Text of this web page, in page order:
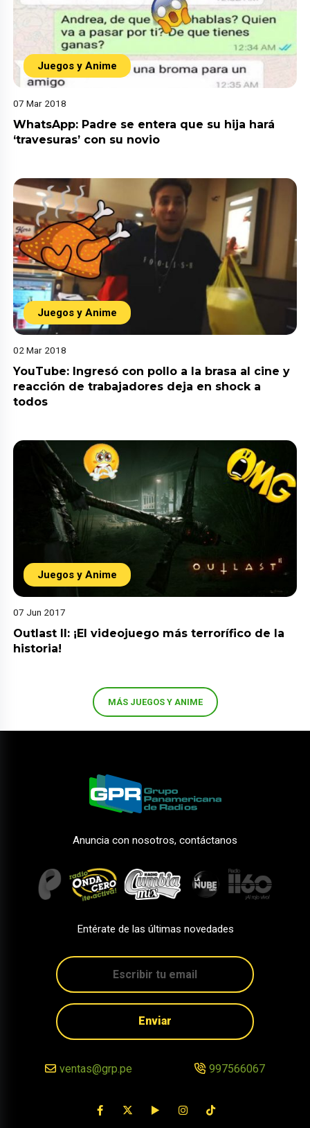
Juegos y Anime
07 Mar 2018
WhatsApp: Padre se entera que su hija hará
‘travesuras’ con su novio
Juegos y Anime
02 Mar 2018
YouTube: Ingresó con pollo a la brasa al cine y
reacción de trabajadores deja en shock a
todos
Juegos y Anime
07 Jun 2017
Outlast II: ¡El videojuego más terrorífico de la
historia!
MÁS JUEGOS Y ANIME
Anuncia con nosotros, contáctanos
Entérate de las últimas novedades
Enviar
ventas@grp.pe 997566067